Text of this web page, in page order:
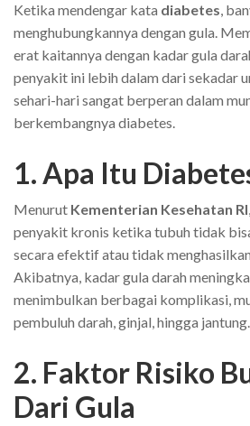
Ketika mendengar kata diabetes,
menghubungkannya dengan gula.
erat kaitannya dengan kadar gula
penyakit ini lebih dalam dari sekadar
sehari-hari sangat berperan dalam
berkembangnya diabetes.
1. Apa Itu
Menurut Kementerian Kesehatan RI
penyakit kronis ketika tubuh tidak
secara efektif atau tidak
Akibatnya, kadar gula darah
menimbulkan berbagai komplikasi,
pembuluh darah, ginjal, hingga jantung.
2. Faktor Risiko
Dari Gula